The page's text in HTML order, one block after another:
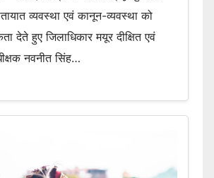
व्यवस्था एवं कानून-व्यवस्था को
देते हुए जिलाधिकार मयूर दीक्षित एवं
नवनीत सिंह…